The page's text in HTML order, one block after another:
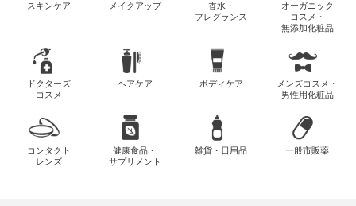
スキンケア メイクアップ
香水・
フレグランス
オーガニック
コスメ・
無添加化粧品
ドクターズ
コスメ
ヘアケア ボディケア
メンズコスメ・
男性用化粧品
コンタクト
レンズ
健康食品・
サプリメント
雑貨・日用品 一般市販薬